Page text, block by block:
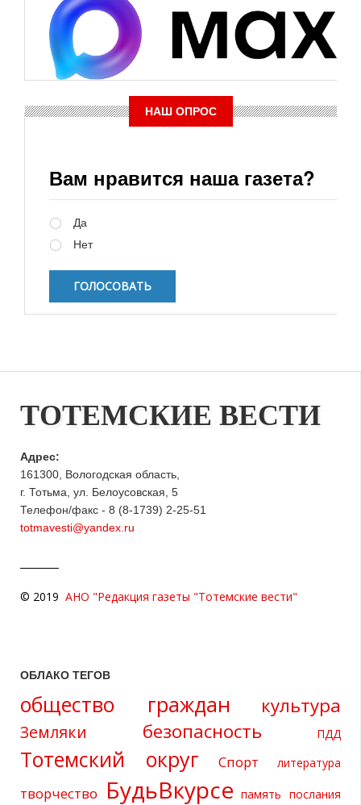
НАШ ОПРОС
Вам нравится наша газета?
Да
Нет
ТОТЕМСКИЕ ВЕСТИ
Адрес:
161300, Вологодская область,
г. Тотьма, ул. Белоусовская, 5
Телефон/факс - 8 (8-1739) 2-25-51
totmavesti@yandex.ru
© 2019 АНО "Редакция газеты "Тотемские вести"
ОБЛАКО ТЕГОВ
общество граждан культура
Земляки безопасность ПДД
Тотемский округ Спорт литература
творчество БудьВкурсе память послания